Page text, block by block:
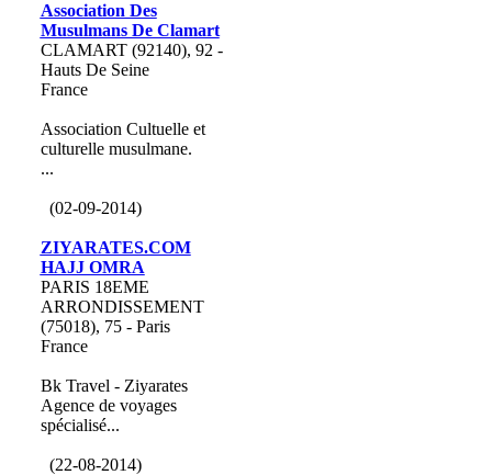
Association Des
Musulmans De Clamart
CLAMART (92140), 92 -
Hauts De Seine
France
Association Cultuelle et
culturelle musulmane.
...
(02-09-2014)
ZIYARATES.COM
HAJJ OMRA
PARIS 18EME
ARRONDISSEMENT
(75018), 75 - Paris
France
Bk Travel - Ziyarates
Agence de voyages
spécialisé...
(22-08-2014)